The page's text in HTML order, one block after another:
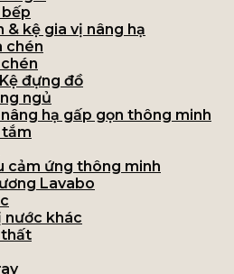
& kệ gia vị nâng hạ
chén
đựng đồ
ngủ
hạ gấp gọn thông minh
cảm ứng thông minh
Lavabo
nước khác
thất